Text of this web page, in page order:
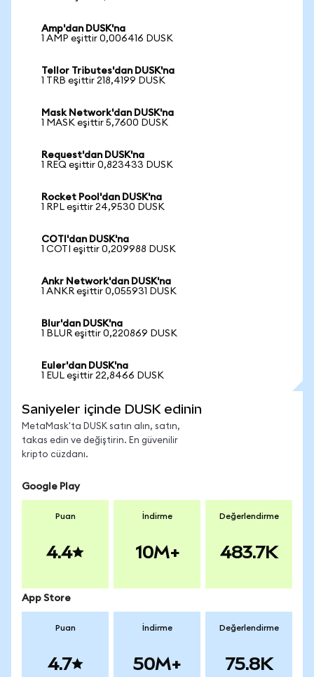
Amp'dan DUSK'na
1 AMP eşittir 0,006416 DUSK
Tellor Tributes'dan DUSK'na
1 TRB eşittir 218,4199 DUSK
Mask Network'dan DUSK'na
1 MASK eşittir 5,7600 DUSK
Request'dan DUSK'na
1 REQ eşittir 0,823433 DUSK
Rocket Pool'dan DUSK'na
1 RPL eşittir 24,9530 DUSK
COTI'dan DUSK'na
1 COTI eşittir 0,209988 DUSK
Ankr Network'dan DUSK'na
1 ANKR eşittir 0,055931 DUSK
Blur'dan DUSK'na
1 BLUR eşittir 0,220869 DUSK
Euler'dan DUSK'na
1 EUL eşittir 22,8466 DUSK
Saniyeler içinde DUSK edinin
MetaMask'ta DUSK satın alın, satın,
takas edin ve değiştirin. En güvenilir
kripto cüzdanı.
Google Play
Puan
4.4
İndirme
10M+
Değerlendirme
483.7K
App Store
Puan
4.7
İndirme
50M+
Değerlendirme
75.8K